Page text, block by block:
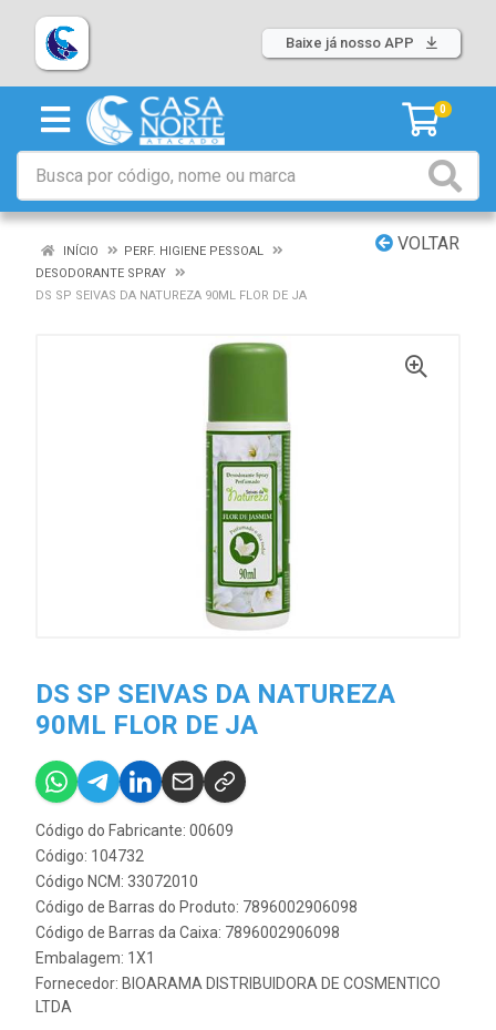
Baixe já nosso APP
0
VOLTAR
INÍCIO
PERF. HIGIENE PESSOAL
DESODORANTE SPRAY
DS SP SEIVAS DA NATUREZA 90ML FLOR DE JA
DS SP SEIVAS DA NATUREZA
90ML FLOR DE JA
Código do Fabricante: 00609
Código: 104732
Código NCM: 33072010
Código de Barras do Produto: 7896002906098
Código de Barras da Caixa: 7896002906098
Embalagem: 1X1
Fornecedor: BIOARAMA DISTRIBUIDORA DE COSMENTICO
LTDA